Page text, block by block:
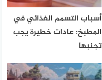
أسباب التسمم الغذائي في
المطبخ: عادات خطيرة يجب
تجنبها